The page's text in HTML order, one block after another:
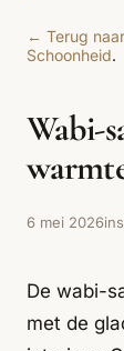
Biophilic
Design
Interieur
Comfort
Maxxing
Badkamer
← Terug
Schoonheid.
Wabi-
6 mei 2026
De wabi-
met de